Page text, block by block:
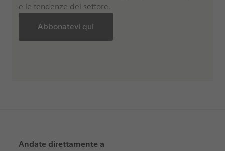
e le tendenze del settore.
Abbonatevi qui
Andate direttamente a